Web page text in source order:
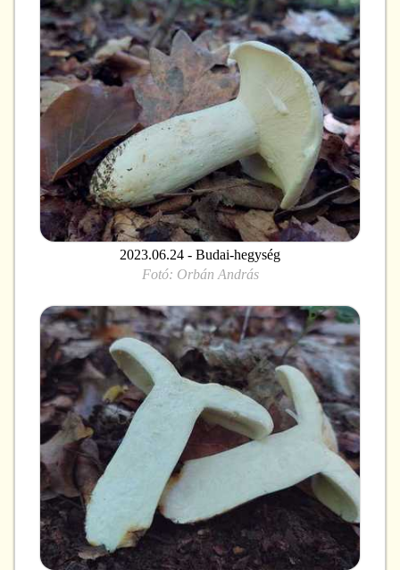
2023.06.24 - Budai-hegység
Fotó: Orbán András